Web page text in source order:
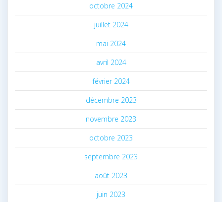
octobre 2024
juillet 2024
mai 2024
avril 2024
février 2024
décembre 2023
novembre 2023
octobre 2023
septembre 2023
août 2023
juin 2023